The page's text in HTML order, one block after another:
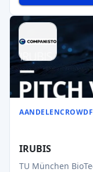
IRUBIS
TU München